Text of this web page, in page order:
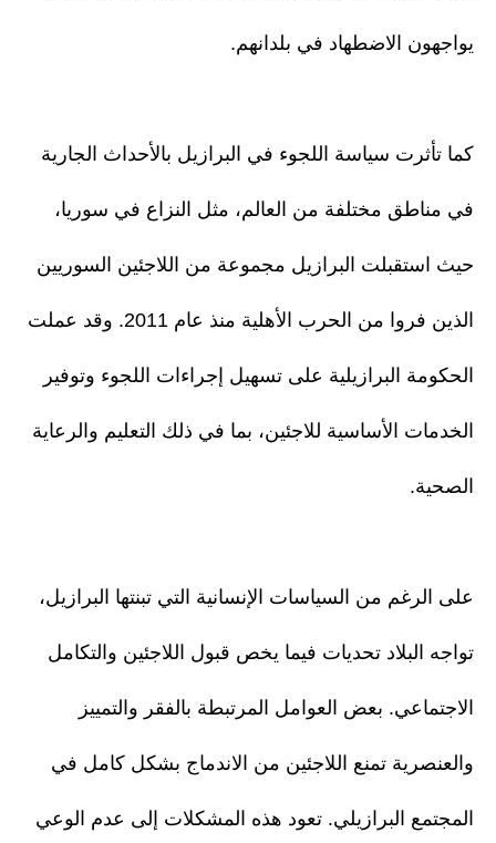
يواجهون الاضطهاد في بلدانهم.
كما تأثرت سياسة اللجوء في البرازيل بالأحداث الجارية
في مناطق مختلفة من العالم، مثل النزاع في سوريا،
حيث استقبلت البرازيل مجموعة من اللاجئين السوريين
الذين فروا من الحرب الأهلية منذ عام 2011. وقد عملت
الحكومة البرازيلية على تسهيل إجراءات اللجوء وتوفير
الخدمات الأساسية للاجئين، بما في ذلك التعليم والرعاية
الصحية.
على الرغم من السياسات الإنسانية التي تبنتها البرازيل،
تواجه البلاد تحديات فيما يخص قبول اللاجئين والتكامل
الاجتماعي. بعض العوامل المرتبطة بالفقر والتمييز
والعنصرية تمنع اللاجئين من الاندماج بشكل كامل في
المجتمع البرازيلي. تعود هذه المشكلات إلى عدم الوعي